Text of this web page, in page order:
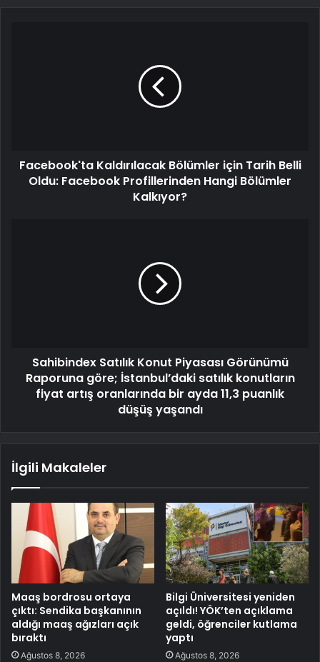
Facebook'ta Kaldırılacak Bölümler için Tarih Belli
Oldu: Facebook Profillerinden Hangi Bölümler
Kalkıyor?
Sahibindex Satılık Konut Piyasası Görünümü
Raporuna göre; İstanbul’daki satılık konutların
fiyat artış oranlarında bir ayda 11,3 puanlık
düşüş yaşandı
İlgili Makaleler
Maaş bordrosu ortaya
çıktı: Sendika başkanının
aldığı maaş ağızları açık
bıraktı
Ağustos 8, 2026
Bilgi Üniversitesi yeniden
açıldı! YÖK’ten açıklama
geldi, öğrenciler kutlama
yaptı
Ağustos 8, 2026